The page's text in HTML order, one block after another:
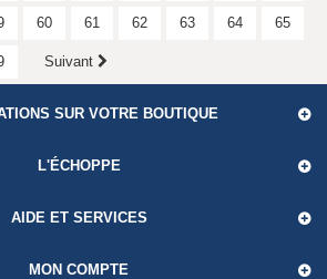
60 61 62 63 64 65
Suivant
SUR VOTRE BOUTIQUE
L'ÉCHOPPE
AIDE ET SERVICES
MON COMPTE